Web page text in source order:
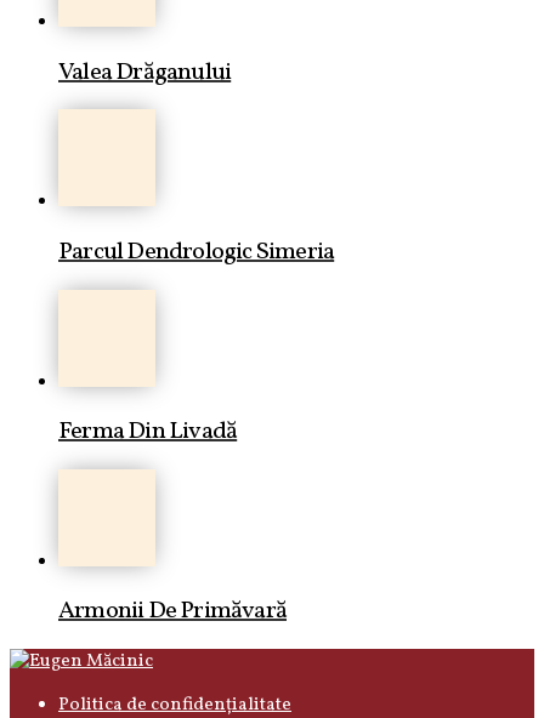
Valea Drăganului
Parcul Dendrologic Simeria
Ferma Din Livadă
Armonii De Primăvară
Politica de confidențialitate